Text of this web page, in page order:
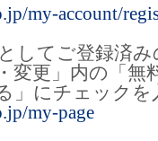
my-account/
してご登録済
変更」内の「
」にチェック
my-page